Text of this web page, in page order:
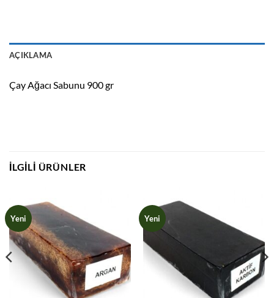
AÇIKLAMA
Çay Ağacı Sabunu 900 gr
İLGILI ÜRÜNLER
Yeni Yeni